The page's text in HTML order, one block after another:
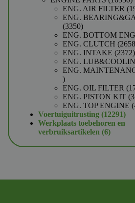
ENG. AIR FILTER
ENG.
33503350
producten
ENG. BOTTOM
ENG. CLUTCH 2658
ENG. INTAKE 2372
ENG.
ENG.
24
producten
ENG. OIL FILTER
ENG. PISTON KIT
ENG. TOP ENGINE
Voertuiguitrusting 12291
Werkplaats toebehoren en
verbruiksartikelen 66